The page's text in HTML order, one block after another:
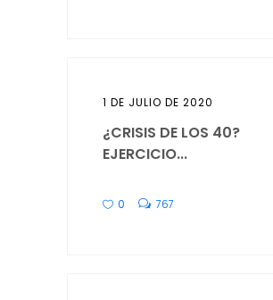
1 DE JULIO DE 2020
¿CRISIS DE LOS 40?
EJERCICIO...
0 767